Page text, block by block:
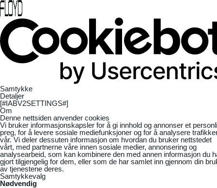
Samtykke
Detaljer
[#IABV2SETTINGS#]
Om
Denne nettsiden anvender cookies
Vi bruker informasjonskapsler for å gi innhold og annonser et
preg, for å levere sosiale mediefunksjoner og for å analysere
vår. Vi deler dessuten informasjon om hvordan du bruker nettstedet
vårt, med partnerne våre innen sosiale medier, annonsering og
analysearbeid, som kan kombinere den med annen informasjon du
gjort tilgjengelig for dem, eller som de har samlet inn gjennom din
av tjenestene deres.
Samtykkevalg
Nødvendig